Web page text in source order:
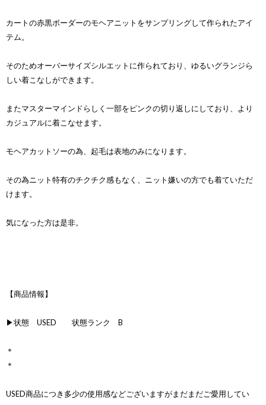
カートの赤黒ボーダーのモヘアニットをサンプリングして作られたアイ
テム。
そのためオーバーサイズシルエットに作られており、ゆるいグランジら
しい着こなしができます。
またマスターマインドらしく一部をピンクの切り返しにしており、より
カジュアルに着こなせます。
モヘアカットソーの為、起毛は表地のみになります。
その為ニット特有のチクチク感もなく、ニット嫌いの方でも着ていただ
けます。
気になった方は是非。
【商品情報】
▶状態 USED 状態ランク B
＊
＊
USED商品につき多少の使用感などございますがまだまだご愛用してい